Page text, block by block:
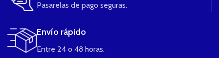
Pasarelas de pago seguras.
Envío rápido
Entre 24 o 48 horas.